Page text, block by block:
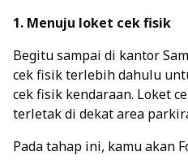
1. Menuju loket cek fisik
Begitu sampai di kantor
cek fisik terlebih dahulu
cek fisik kendaraan. Loket
terletak di dekat area
Pada tahap ini, kamu akan